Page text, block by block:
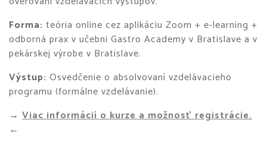
Forma: teória online cez aplikáciu Zoom + e-learning +
odborná prax v učebni Gastro Academy v Bratislave a v
pekárskej výrobe v Bratislave.
Výstup: Osvedčenie o absolvovaní vzdelávacieho
programu (formálne vzdelávanie).
→ Viac informácií o kurze a možnosť registrácie.
←